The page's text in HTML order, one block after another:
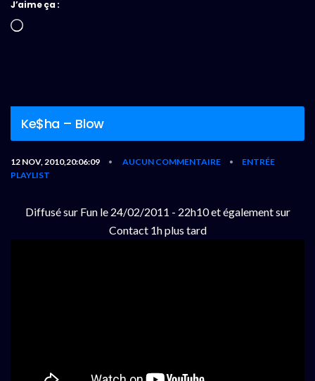
J’aime ça :
Chargement…
Ke$ha – Blow
12 NOV, 2010,20:06:09 • AUCUN COMMENTAIRE •
ENTRÉE
PLAYLIST
Diffusé sur Fun le 24/02/2011 - 22h10 et également sur
Contact 1h plus tard